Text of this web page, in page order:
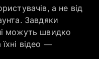
а не від
Завдяки
можуть швидко
відео —